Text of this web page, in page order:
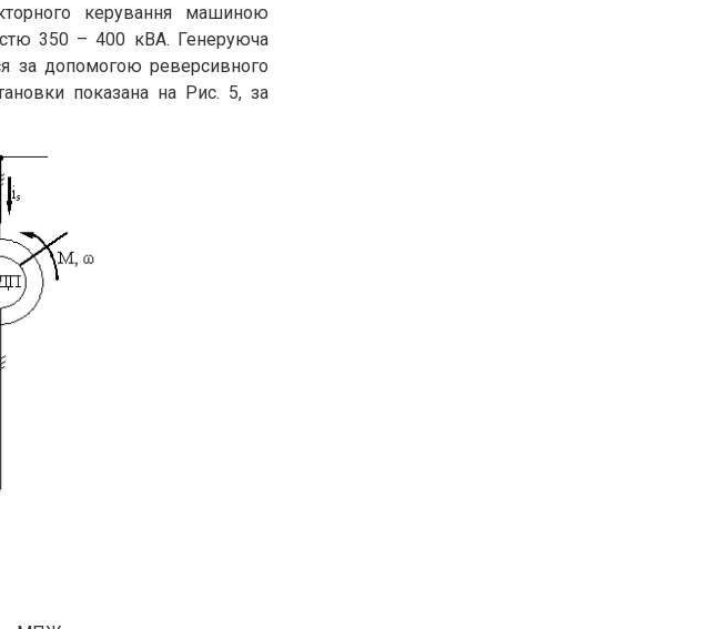
керування машиною
350 – 400 кВА. Генеруюча
за допомогою реверсивного
показана на Рис. 5, за